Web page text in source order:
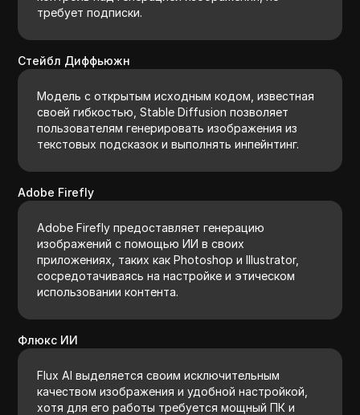
требует подписки.
Стейбл Диффьюжн
Модель с открытым исходным кодом, известная
своей гибкостью, Stable Diffusion позволяет
пользователям генерировать изображения из
текстовых подсказок и выполнять инпейнтинг.
Adobe Firefly
Adobe Firefly предоставляет генерацию
изображений с помощью ИИ в своих
приложениях, таких как Photoshop и Illustrator,
сосредотачиваясь на настройке и этическом
использовании контента.
Флюкс ИИ
Flux AI выделяется своим исключительным
качеством изображения и удобной настройкой,
хотя для его работы требуется мощный ПК и